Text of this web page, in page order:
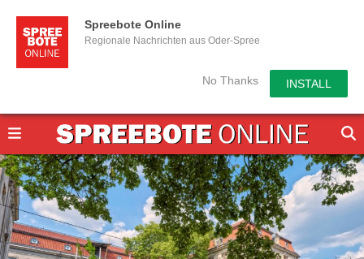
Spreebote Online
Regionale Nachrichten aus Oder-Spree
No Thanks INSTALL